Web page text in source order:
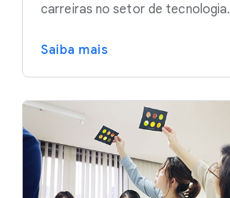
carreiras no setor de tecnologia.
Saiba mais